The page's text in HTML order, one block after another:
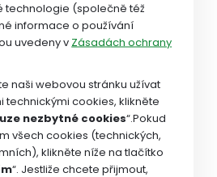
vydává Newsletter. PODÍVEJTE
od roku 1990 a je nabitá prací ve
technologie (společně též
informace o používání
uvedeny v Zásadách ochrany
naši webovou stránku užívat
technickými cookies, klikněte
nezbytné cookies“.Pokud
všech cookies (technických,
klikněte níže na tlačítko
“. Jestliže chcete přijmout,